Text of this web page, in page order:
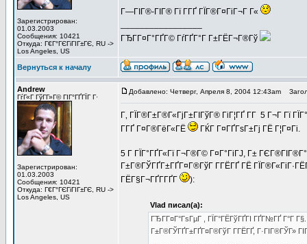
Зарегистрирован:
01.03.2003
Сообщения: 10421
Откуда: Г€Г°ГЄГіГІГ±ГЄ, RU ->
Los Angeles, US
Г—ГІГ®-ГІГ® Гї Г­ГҐ ГЇГ®Г¤ГіГ¬Г Г«
ГЂГ­Г¤Г°ГҐГ© ГѓГҐГ°Г Г±ГЁГ¬Г®Гў
Вернуться к началу
Andrew
ГѓГ«Г ГўГ­Г»Г© ГІГ°ГҐГЇГ Г·
Зарегистрирован:
01.03.2003
Сообщения: 10421
Откуда: Г€Г°ГЄГіГІГ±ГЄ, RU ->
Los Angeles, US
Добавлено: Четверг, Апреля 8, 2004 12:43am
Г‚ ГЇГ®Г±Г®Г«ГјГ±ГІГўГ® ГіГ¦ГҐ Г­Г 5 Г¬Г Гї
Г­ГҐ Г¤Г®ГёГ«ГЁ
ГЌГ Г¤ГҐГѕГ±Гј ГЁ Г¦Г¤Гі.
5 Г ГЇГ°ГҐГ«Гї Г¬Г®Г© Г¤Г°ГіГЈ, Г±
Г±Г®ГЎГҐГ±ГҐГ¤Г®ГўГ Г­ГЁГҐ ГЁ
ГЁГ§Г¬ГҐГ­ГҐГ­
):
Vlad писал(а):
ГЂГ­Г¤Г°ГѕГµГ , ГЇГ°ГЁГўГҐГІ ГҐГ№ГҐ Г°Г
Г±Г®ГЎГҐГ±ГҐГ¤Г®ГўГ Г­ГЁГҐ, Г·ГІГ®ГЎГ»